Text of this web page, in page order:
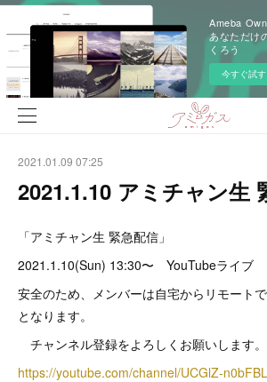
Ameba
あなただけ
くろう
今すぐ試す
2021.01.09 07:25
2021.1.10 アミチャン生
「アミチャン生 緊急配信」
2021.1.10(Sun) 13:30〜 YouTubeライブ
安全のため、メンバーは自宅からリモート
となります。
チャンネル登録をよろしくお願いします。
https://youtube.com/channel/UCGlZ-